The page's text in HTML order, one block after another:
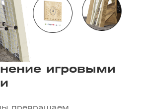
игровыми